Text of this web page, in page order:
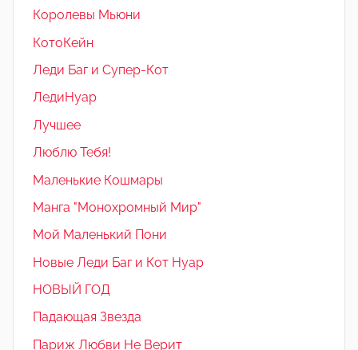
Королевы Мьюни
КотоКейн
Леди Баг и Супер-Кот
ЛедиНуар
Лучшее
Люблю Тебя!
Маленькие Кошмары
Манга "Монохромный Мир"
Мой Маленький Пони
Новые Леди Баг и Кот Нуар
НОВЫЙ ГОД
Падающая Звезда
Париж Любви Не Верит